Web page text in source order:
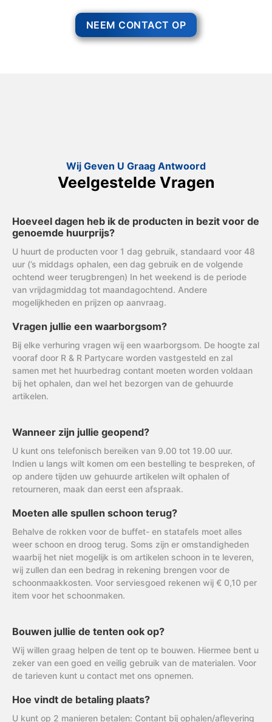
NEEM CONTACT OP
Wij Geven U Graag Antwoord
Veelgestelde Vragen
Hoeveel dagen heb ik de producten in bezit voor de
genoemde huurprijs?
U huurt de producten voor 1 dag gebruik, standaard voor 48
uur (’s middags ophalen, een dag gebruik en de volgende
ochtend weer terugbrengen) In het weekend is de periode
van vrijdagmiddag tot maandagochtend. Andere
mogelijkheden en prijzen op aanvraag.
Vragen jullie een waarborgsom?
Bij elke verhuring vragen wij een waarborgsom. De hoogte zal
vooraf door R & R Partycare worden vastgesteld en zal
samen met het huurbedrag contant moeten worden voldaan
bij het ophalen, dan wel het bezorgen van de gehuurde
artikelen.
Wanneer zijn jullie geopend?
U kunt ons telefonisch bereiken van 9.00 tot 19.00 uur.
Indien u langs wilt komen om een bestelling te bespreken, of
op andere tijden uw gehuurde artikelen wilt ophalen of
retourneren, maak dan eerst een afspraak.
Moeten alle spullen schoon terug?
Behalve de rokken voor de buffet- en statafels moet alles
weer schoon en droog terug. Soms zijn er omstandigheden
waarbij het niet mogelijk is om artikelen schoon in te leveren,
wij zullen dan een bedrag in rekening brengen voor de
schoonmaakkosten. Voor serviesgoed rekenen wij € 0,10 per
item voor het schoonmaken.
Bouwen jullie de tenten ook op?
Wij willen graag helpen de tent op te bouwen. Hiermee bent u
zeker van een goed en veilig gebruik van de materialen. Voor
de tarieven kunt u contact met ons opnemen.
Hoe vindt de betaling plaats?
U kunt op 2 manieren betalen: Contant bij ophalen/aflevering